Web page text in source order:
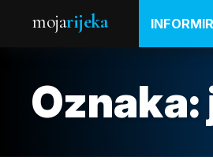
mojarijeka
Oznaka: